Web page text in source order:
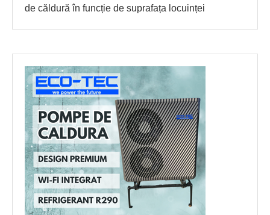
de căldură în funcție de suprafața locuinței